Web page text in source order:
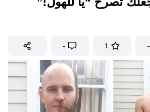
-
1
-